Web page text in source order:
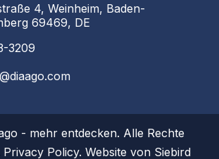
4, Weinheim, Baden-
69469, DE
3209
- mehr entdecken. Alle Rechte
Privacy Policy. Website von Siebird